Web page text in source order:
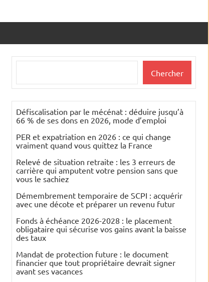
Chercher
Défiscalisation par le mécénat : déduire jusqu’à
66 % de ses dons en 2026, mode d’emploi
PER et expatriation en 2026 : ce qui change
vraiment quand vous quittez la France
Relevé de situation retraite : les 3 erreurs de
carrière qui amputent votre pension sans que
vous le sachiez
Démembrement temporaire de SCPI : acquérir
avec une décote et préparer un revenu futur
Fonds à échéance 2026-2028 : le placement
obligataire qui sécurise vos gains avant la baisse
des taux
Mandat de protection future : le document
financier que tout propriétaire devrait signer
avant ses vacances